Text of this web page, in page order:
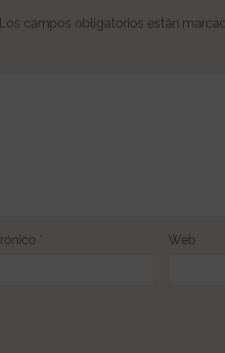
Los campos obligatorios están
* Web